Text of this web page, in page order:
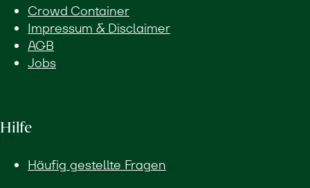
Crowd Container
Impressum & Disclaimer
AGB
Jobs
Hilfe
Häufig gestellte Fragen